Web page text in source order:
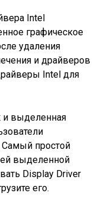
Intel
графическое
удаления
и драйверов
Intel для
и выделенная
Самый простой
выделенной
Display Driver
его.